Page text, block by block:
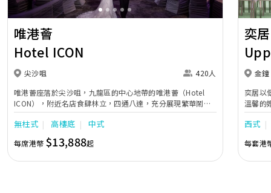
唯港薈
Hotel ICON
尖沙咀
420人
唯港薈座落於尖沙咀，九龍區的中心地帶的唯港薈（Hotel
ICON），附近名店食肆林立，四通八達，充分展現繁華鬧巿
中的活力個性，成為一眾準新人舉辦婚宴的熱門之選。專業團
隊由策劃統籌至所有婚宴每個細節，唯港薈都力臻完美，保證
讓您留下獨特的醉人回憶。 擁有時尚高樓頂的Silverbox宴會
廳，配置了全套先進的視聽影音及燈光設備配套，並採用極富
現代時尚感的水晶玻璃燈，演繹出與別不同的經典神韻。不論
無柱式 高樓底 中式
每席港幣 $13,888起
奕居
金鐘
奕居以
溫馨的
團隊會
西式
每套港